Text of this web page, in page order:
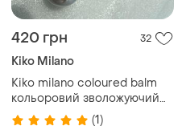
420 грн 32
Kiko Milano
Kiko milano coloured balm
кольоровий зволожуючий
бальзам coloured balm 08
almond
(1)